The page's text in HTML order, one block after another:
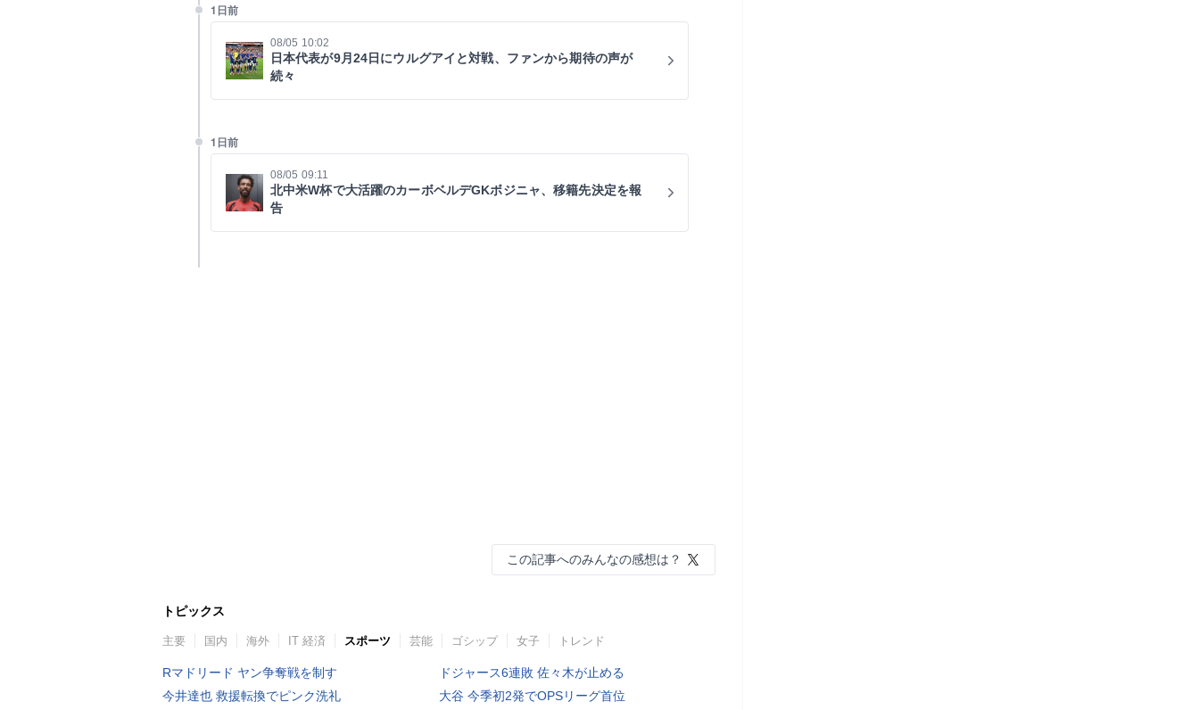
1日前
08/05 10:02
日本代表が9月24日にウルグアイと対戦、ファンから期待の声が
続々
1日前
08/05 09:11
北中米W杯で大活躍のカーボベルデGKボジニャ、移籍先決定を報
告
この記事へのみんなの感想は？
トピックス
主要 国内 海外 IT 経済 スポーツ 芸能 ゴシップ 女子 トレンド
Rマドリード ヤン争奪戦を制す
今井達也 救援転換でピンク洗礼
ドジャース6連敗 佐々木が止める
大谷 今季初2発でOPSリーグ首位